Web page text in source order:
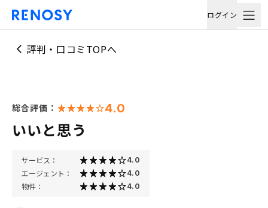
ログイン
評判・口コミTOPへ
総合評価： 4.0
いいと思う
サービス： 4.0
エージェント： 4.0
物件： 4.0